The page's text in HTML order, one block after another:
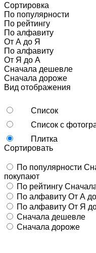
Сортировка
По популярности
По рейтингу
По алфавиту
От А до Я
По алфавиту
От Я до А
Сначала дешевле
Сначала дороже
Вид отображения
Список
Список с
Плитка
Сортировать
По популярности
покупают
По рейтингу
По алфавиту От А
По алфавиту От Я
Сначала дешевле
Сначала дороже